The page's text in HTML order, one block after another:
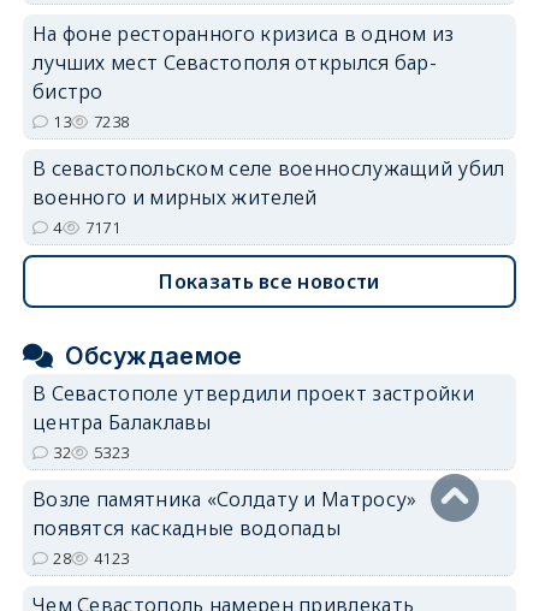
На фоне ресторанного кризиса в одном из
лучших мест Севастополя открылся бар-
бистро
13 7238
В севастопольском селе военнослужащий убил
военного и мирных жителей
4 7171
Показать все новости
Обсуждаемое
В Севастополе утвердили проект застройки
центра Балаклавы
32 5323
Возле памятника «Солдату и Матросу»
появятся каскадные водопады
28 4123
Чем Севастополь намерен привлекать